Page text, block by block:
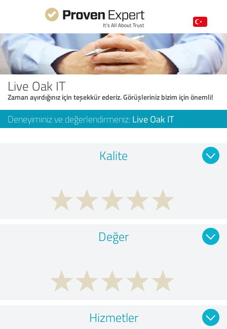
Live Oak IT
Zaman ayırdığınız için teşekkür ederiz. Görüşleriniz bizim için önemli!
Deneyiminiz ve değerlendirmeniz: Live Oak IT
Kalite
Değer
Hizmetler